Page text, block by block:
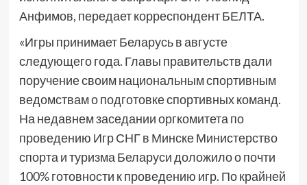
Анфимов, передает корреспондент БЕЛТА.
«Игры принимает Беларусь в августе
следующего года. Главы правительств дали
поручение своим национальным спортивным
ведомствам о подготовке спортивных команд.
На недавнем заседании оргкомитета по
проведению Игр СНГ в Минске Министерство
спорта и туризма Беларуси доложило о почти
100% готовности к проведению игр. По крайней